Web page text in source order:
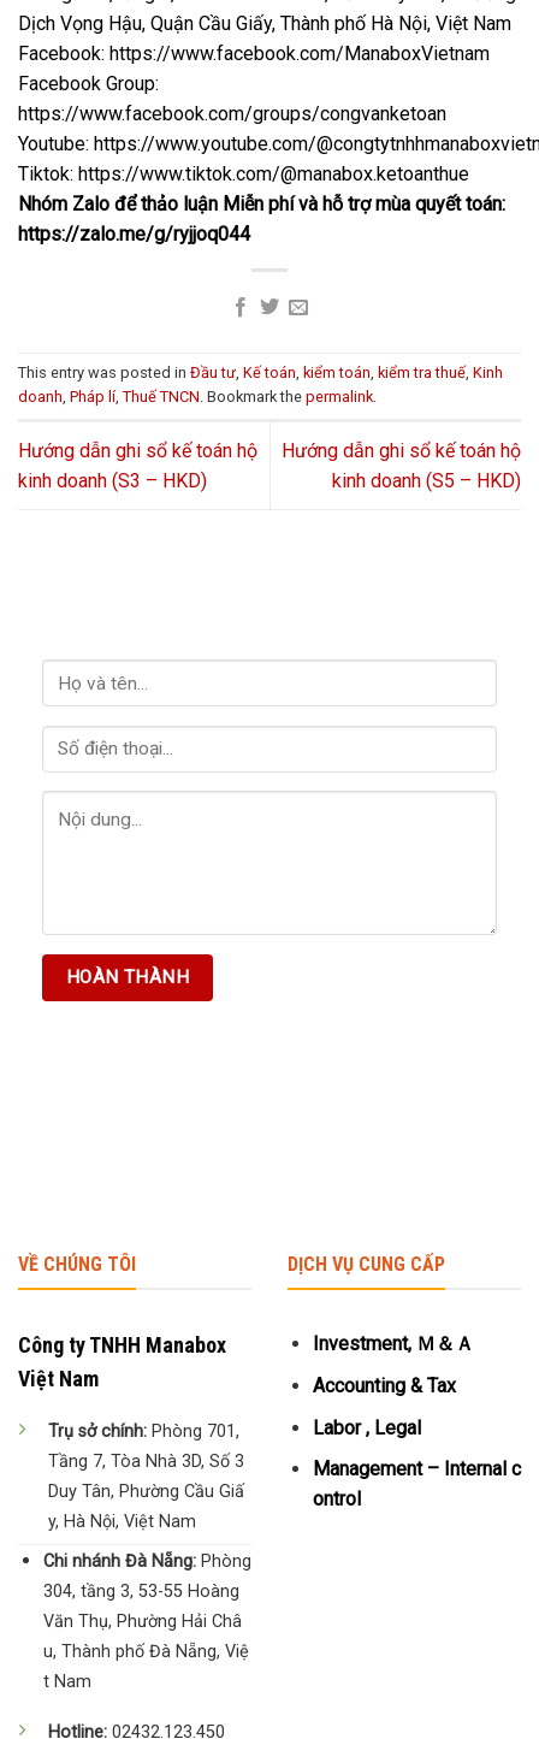
Dịch Vọng Hậu, Quận Cầu Giấy, Thành phố Hà Nội, Việt Nam
Facebook: https://www.facebook.com/ManaboxVietnam
Facebook Group:
https://www.facebook.com/groups/congvanketoan
Youtube: https://www.youtube.com/
Tiktok: https://www.tiktok.com/@manabox.ketoanthue
Nhóm Zalo để thảo luận Miễn phí và hỗ trợ mùa quyết toán:
https://zalo.me/g/ryjjoq044
This entry was posted in Đầu tư, Kế toán, kiểm toán, kiểm tra thuế, Kinh
doanh, Pháp lí, Thuế TNCN. Bookmark the permalink.
Hướng dẫn ghi sổ kế toán hộ
kinh doanh (S3 – HKD)
Hướng dẫn ghi sổ kế toán hộ
kinh doanh (S5 – HKD)
VỀ CHÚNG TÔI
Công ty TNHH Manabox
Việt Nam
Trụ sở chính: Phòng 701,
Tầng 7, Tòa Nhà 3D, Số 3
Duy Tân, Phường Cầu Giấ
y, Hà Nội, Việt Nam
Chi nhánh Đà Nẵng:Phòng
304, tầng 3, 53-55 Hoàng
Văn Thụ, Phường Hải Châ
u, Thành phố Đà Nẵng, Việ
t Nam
Hotline: 02432.123.450
DỊCH VỤ CUNG CẤP
Investment, Ｍ＆Ａ
Accounting & Tax
Labor , Legal
Management – Internal c
ontrol